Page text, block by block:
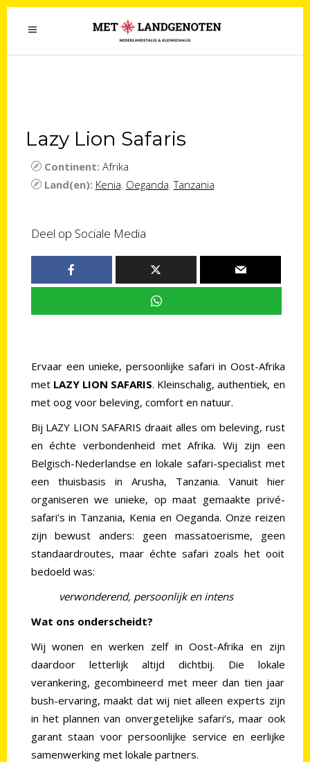
Lazy Lion Safaris
Continent: Afrika
Land(en): Kenia, Oeganda,Tanzania
Deel op Sociale Media
Ervaar een unieke, persoonlijke safari in Oost-Afrika
met LAZY LION SAFARIS. Kleinschalig, authentiek, en
met oog voor beleving, comfort en natuur.
Bij LAZY LION SAFARIS draait alles om beleving, rust
en échte verbondenheid met Afrika. Wij zijn een
Belgisch-Nederlandse en lokale safari-specialist met
een thuisbasis in Arusha, Tanzania. Vanuit hier
organiseren we unieke, op maat gemaakte privé-
safari’s in Tanzania, Kenia en Oeganda. Onze reizen
zijn bewust anders: geen massatoerisme, geen
standaardroutes, maar échte safari zoals het ooit
bedoeld was:
verwonderend, persoonlijk en intens
Wat ons onderscheidt?
Wij wonen en werken zelf in Oost-Afrika en zijn
daardoor letterlijk altijd dichtbij. Die lokale
verankering, gecombineerd met meer dan tien jaar
bush-ervaring, maakt dat wij niet alleen experts zijn
in het plannen van onvergetelijke safari’s, maar ook
garant staan voor persoonlijke service en eerlijke
samenwerking met lokale partners.